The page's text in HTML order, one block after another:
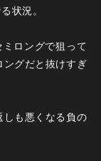
状況。
ロングで狙って
グだと抜けすぎ
も悪くなる負の